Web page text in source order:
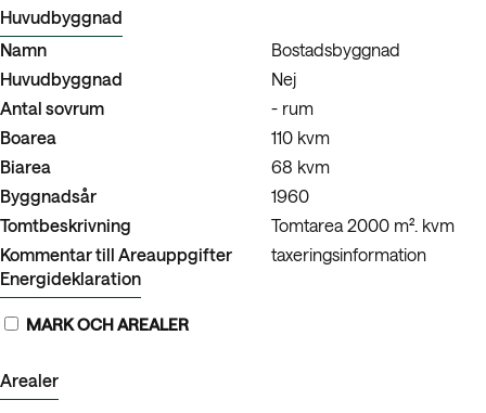
Huvudbyggnad
Namn
Bostadsbyggnad
Huvudbyggnad
Nej
Antal sovrum
- rum
Boarea
110 kvm
Biarea
68 kvm
Byggnadsår
1960
Tomtbeskrivning
Tomtarea 2000 m². kvm
Kommentar till Areauppgifter
taxeringsinformation
Energideklaration
MARK OCH AREALER
Arealer